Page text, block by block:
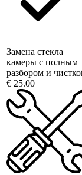
Замена стекла
камеры с полным
разбором и
€ 25.00